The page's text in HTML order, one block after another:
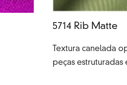
5714 Rib Matte
Textura canelada
peças